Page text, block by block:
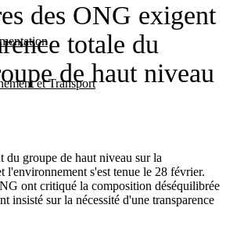
et Transport
des ONG exigent
totale du
de haut niveau
du groupe de haut niveau sur la
l'environnement s'est tenue le 28 février.
ont critiqué la composition déséquilibrée
insisté sur la nécessité d'une transparence